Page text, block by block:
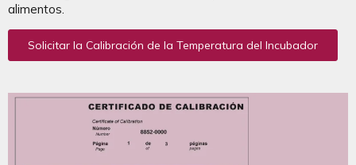
alimentos.
Solicitar la Calibración de la Temperatura del Incubador